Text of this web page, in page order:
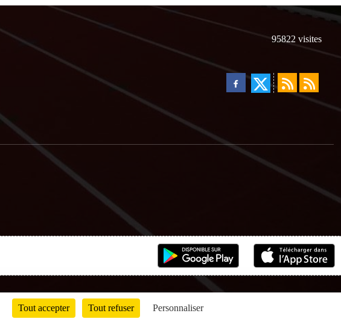
95822 visites
Tout accepter Tout refuser Personnaliser